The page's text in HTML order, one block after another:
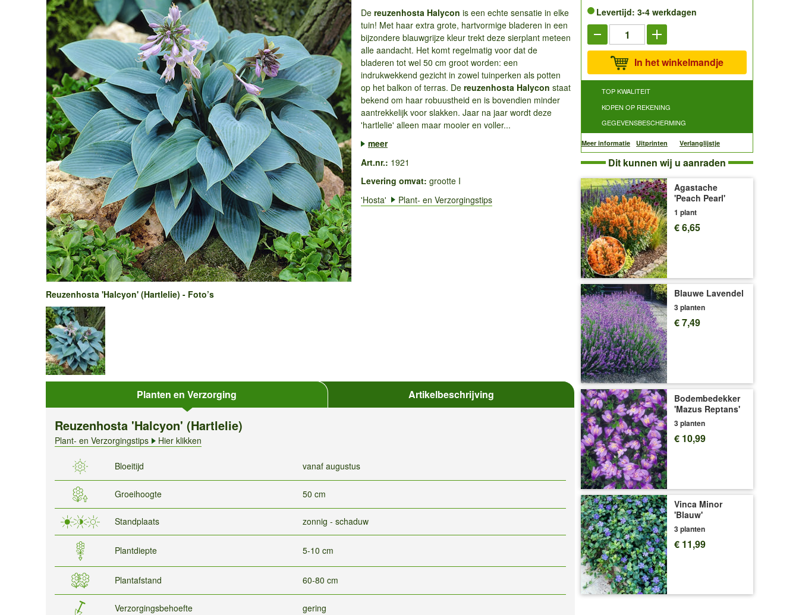
Dereuzenhosta Halycon is een echte sensatie in elke
tuin! Met haar extra grote, hartvormige bladeren in een
bijzondere blauwgrijze kleur trekt deze sierplant meteen
alle aandacht. Het komt regelmatig voor dat de
bladeren tot wel 50 cm groot worden: een
indrukwekkend gezicht in zowel tuinperken als potten
op het balkon of terras. Dereuzenhosta Halycon staat
bekend om haar robuustheid en is bovendien minder
aantrekkelijk voor slakken. Jaar na jaar wordt deze
'hartlelie' alleen maar mooier en voller...
meer
Art.nr.: 1921
Levering omvat: grootte I
'Hosta'
Plant- en Verzorgingstips
Reuzenhosta 'Halcyon' (Hartlelie) - Foto’s
Planten en Verzorging Artikelbeschrijving
Reuzenhosta 'Halcyon' (Hartlelie)
Plant- en Verzorgingstips Hier klikken
Bloeitijd vanaf augustus
Groeihoogte 50 cm
Standplaats zonnig - schaduw
Plantdiepte 5-10 cm
Plantafstand 60-80 cm
Verzorgingsbehoefte gering
Levertijd: 3-4 werkdagen
In het winkelmandje
TOP KWALITEIT
KOPEN OP REKENING
GEGEVENSBESCHERMING
Meer informatie Uitprinten Verlanglijstje
Dit kunnen wij u aanraden
Agastache
'Peach Pearl'
1 plant
€ 6,65
Blauwe Lavendel
3 planten
€ 7,49
Bodembedekker
'Mazus Reptans'
3 planten
€ 10,99
Vinca Minor
'Blauw'
3 planten
€ 11,99